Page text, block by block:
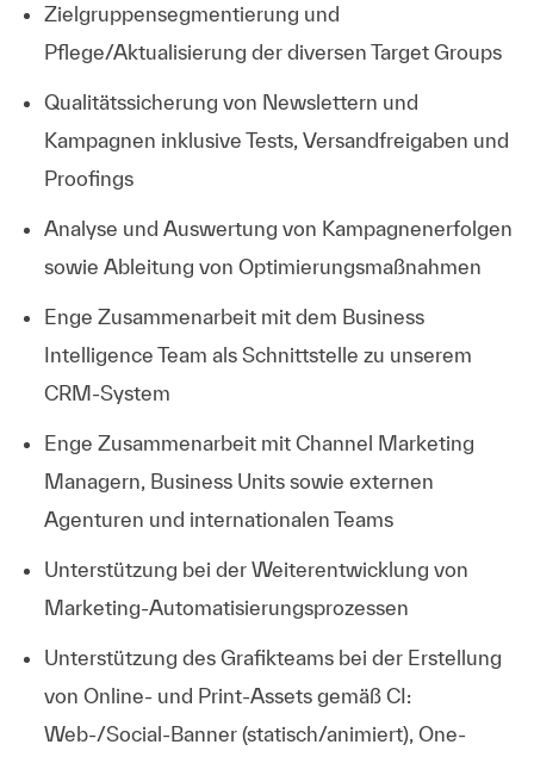
Zielgruppensegmentierung und
Pflege/Aktualisierung der diversen Target Groups
Qualitätssicherung von Newslettern und
Kampagnen inklusive Tests, Versandfreigaben und
Proofings
Analyse und Auswertung von Kampagnenerfolgen
sowie Ableitung von Optimierungsmaßnahmen
Enge Zusammenarbeit mit dem Business
Intelligence Team als Schnittstelle zu unserem
CRM-System
Enge Zusammenarbeit mit Channel Marketing
Managern, Business Units sowie externen
Agenturen und internationalen Teams
Unterstützung bei der Weiterentwicklung von
Marketing-Automatisierungsprozessen
Unterstützung des Grafikteams bei der Erstellung
von Online- und Print-Assets gemäß CI:
Web-/Social-Banner (statisch/animiert), One-